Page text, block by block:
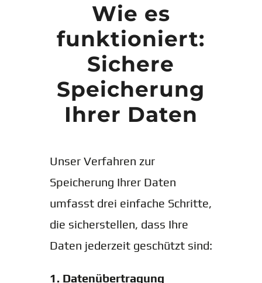
Wie es
funktioniert:
Sichere
Speicherung
Ihrer Daten
Unser Verfahren zur
Speicherung Ihrer Daten
umfasst drei einfache Schritte,
die sicherstellen, dass Ihre
Daten jederzeit geschützt sind:
1. Datenübertragung